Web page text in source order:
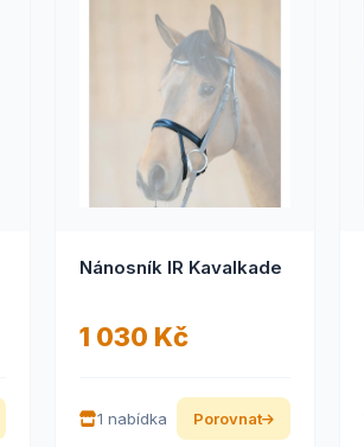
Nánosník IR Kavalkade
1 030 Kč
1 nabídka Porovnat